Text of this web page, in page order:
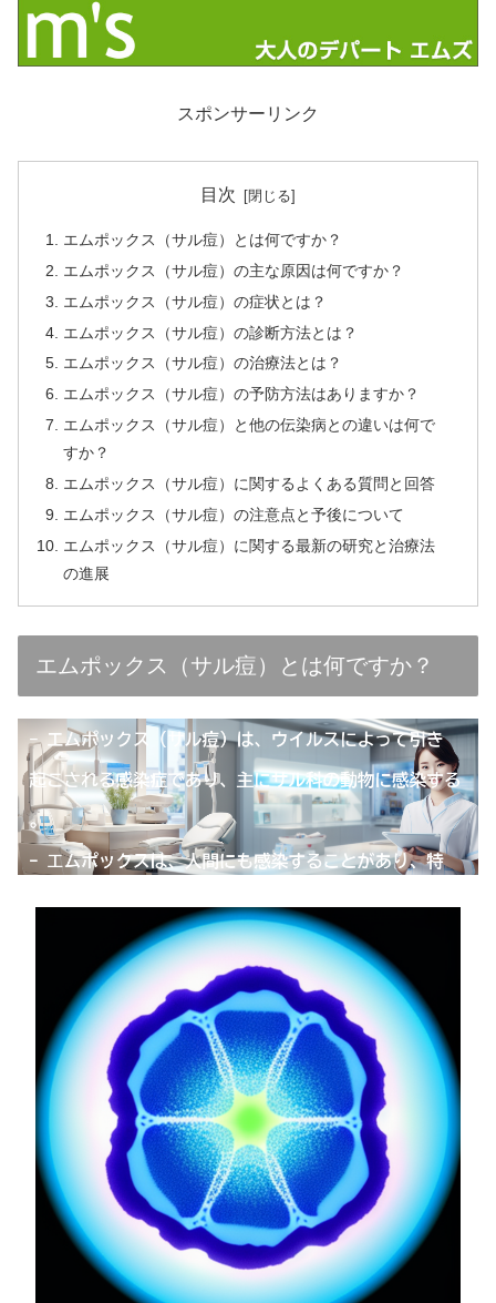
スポンサーリンク
目次
エムポックス（サル痘）とは何ですか？
エムポックス（サル痘）の主な原因は何ですか？
エムポックス（サル痘）の症状とは？
エムポックス（サル痘）の診断方法とは？
エムポックス（サル痘）の治療法とは？
エムポックス（サル痘）の予防方法はありますか？
エムポックス（サル痘）と他の伝染病との違いは何で
すか？
エムポックス（サル痘）に関するよくある質問と回答
エムポックス（サル痘）の注意点と予後について
エムポックス（サル痘）に関する最新の研究と治療法
の進展
エムポックス（サル痘）とは何ですか？